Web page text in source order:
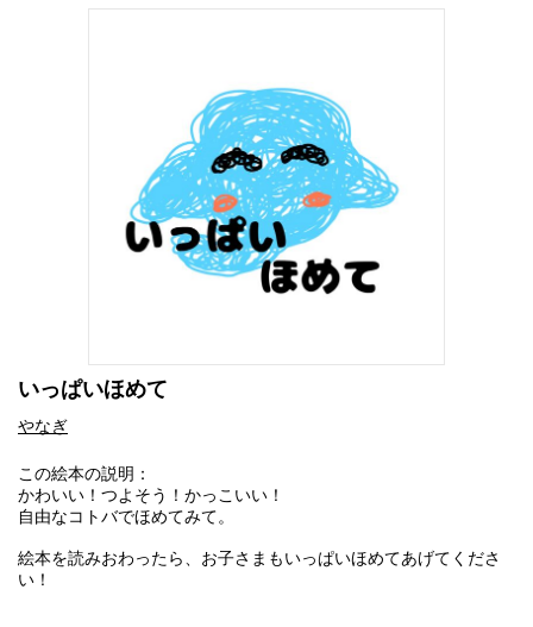
いっぱいほめて
やなぎ
この絵本の説明：
かわいい！つよそう！かっこいい！
自由なコトバでほめてみて。
絵本を読みおわったら、お子さまもいっぱいほめてあげてくださ
い！